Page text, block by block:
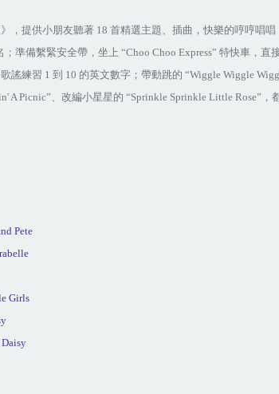
，提供小朋友聽著 18 首精選主題、插曲，快樂的哼哼唱
；準備繫緊安全帶，坐上 “Choo Choo Express” 特快車，直
歌謠練習 1 到 10 的英文數字；帶動跳的 “Wiggle Wiggle
A Picnic”、改編小星星的 “Sprinkle Sprinkle Little Rose” ，
Pete
Girls